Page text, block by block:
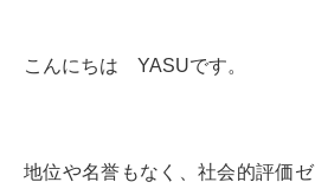
こんにちは YASUです。
地位や名誉もなく、社会的評価